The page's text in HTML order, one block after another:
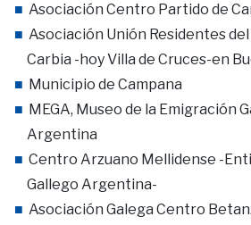
Asociación Centro Partido de
Asociación Unión Residentes
Carbia -hoy Villa de Cruces-en
Municipio de Campana
MEGA, Museo de la Emigración
Argentina
Centro Arzuano Mellidense -
Gallego Argentina-
Asociación Galega Centro